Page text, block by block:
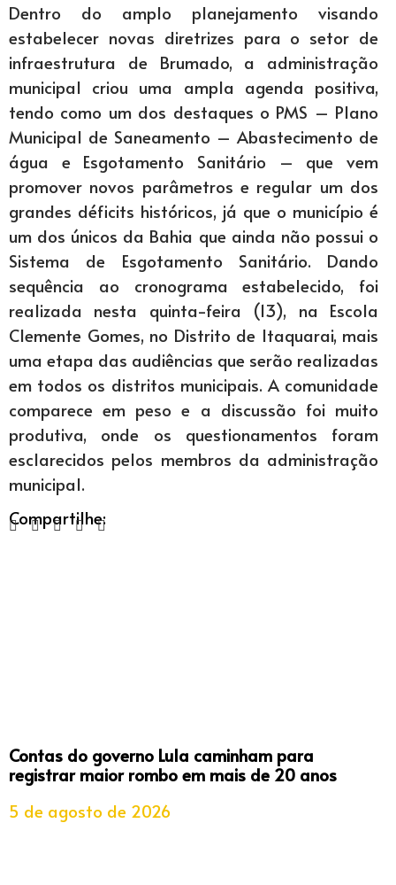
Dentro do amplo planejamento visando
estabelecer novas diretrizes para o setor de
infraestrutura de Brumado, a administração
municipal criou uma ampla agenda positiva,
tendo como um dos destaques o PMS – Plano
Municipal de Saneamento – Abastecimento de
água e Esgotamento Sanitário – que vem
promover novos parâmetros e regular um dos
grandes déficits históricos, já que o município é
um dos únicos da Bahia que ainda não possui o
Sistema de Esgotamento Sanitário. Dando
sequência ao cronograma estabelecido, foi
realizada nesta quinta-feira (13), na Escola
Clemente Gomes, no Distrito de Itaquarai, mais
uma etapa das audiências que serão realizadas
em todos os distritos municipais. A comunidade
comparece em peso e a discussão foi muito
produtiva, onde os questionamentos foram
esclarecidos pelos membros da administração
municipal.
Compartilhe:
Contas do governo Lula caminham para
registrar maior rombo em mais de 20 anos
5 de agosto de 2026